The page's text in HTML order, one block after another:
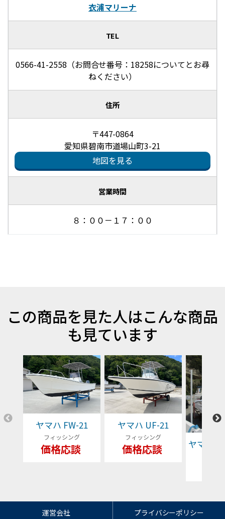
衣浦マリーナ
TEL
0566-41-2558（お問合せ番号：18258についてとお尋
ねください）
住所
〒447-0864
愛知県碧南市道場山町3-21
地図を見る
営業時間
８：００－１７：００
この商品を見た人はこんな商品
も見ています
ヤマハ FW-21
フィッシング
価格応談
ヤマハ UF-21
フィッシング
価格応談 ヤマハ
運営会社 プライバシーポリシー